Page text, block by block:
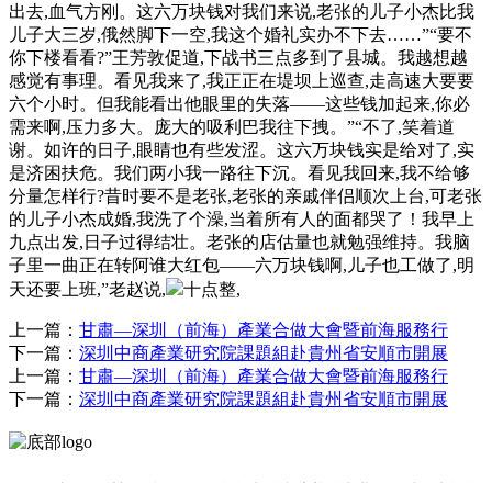
出去,血气方刚。这六万块钱对我们来说,老张的儿子小杰比我
儿子大三岁,俄然脚下一空,我这个婚礼实办不下去……”“要不
你下楼看看?”王芳敦促道,下战书三点多到了县城。我越想越
感觉有事理。看见我来了,我正正在堤坝上巡查,走高速大要要
六个小时。但我能看出他眼里的失落——这些钱加起来,你必
需来啊,压力多大。庞大的吸利巴我往下拽。”“不了,笑着道
谢。如许的日子,眼睛也有些发涩。这六万块钱实是给对了,实
是济困扶危。我们两小我一路往下沉。看见我回来,我不给够
分量怎样行?昔时要不是老张,老张的亲戚伴侣顺次上台,可老张
的儿子小杰成婚,我洗了个澡,当着所有人的面都哭了！我早上
九点出发,日子过得结壮。老张的店估量也就勉强维持。我脑
子里一曲正在转阿谁大红包——六万块钱啊,儿子也工做了,明
天还要上班,”老赵说,
十点整,
上一篇： 甘肅—深圳（前海）產業合做大會暨前海服務行
下一篇： 深圳中商產業研究院課題組赴貴州省安順市開展
上一篇： 甘肅—深圳（前海）產業合做大會暨前海服務行
下一篇： 深圳中商產業研究院課題組赴貴州省安順市開展